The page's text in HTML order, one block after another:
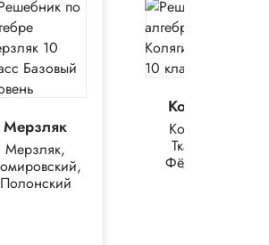
Мерзляк
Мерзляк,
Полонский
Колягин
Колягин,
Ткачёва,
Фёдорова